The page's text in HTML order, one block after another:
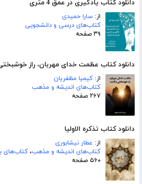
دانلود کتاب یادگیری در عمق 4 متری
از: سارا حمیدی
کتاب‌های درسی و دانشجویی
۳۹ صفحه
دانلود کتاب عظمت خدای مهربان، راز
از: کیمیا مظفریان
کتاب‌های اندیشه و مذهب
۲۶۷ صفحه
دانلود کتاب تذکره الاولیا
از: عطار نیشابوری
کتاب‌های اندیشه و مذهب، کتاب‌های
۵۶۰ صفحه